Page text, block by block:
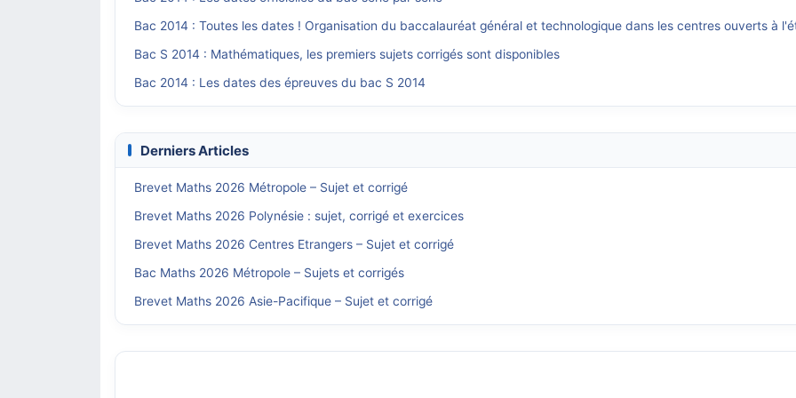
Bac 2014 : Toutes les dates ! Organisation du baccalauréat général et technologique dans les centres ouverts à
Bac S 2014 : Mathématiques, les premiers sujets corrigés sont disponibles
Bac 2014 : Les dates des épreuves du bac S 2014
Derniers Articles
Brevet Maths 2026 Métropole – Sujet et corrigé
Brevet Maths 2026 Polynésie : sujet, corrigé et exercices
Brevet Maths 2026 Centres Etrangers – Sujet et corrigé
Bac Maths 2026 Métropole – Sujets et corrigés
Brevet Maths 2026 Asie-Pacifique – Sujet et corrigé